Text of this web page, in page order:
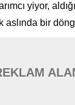
yiyor,
bir